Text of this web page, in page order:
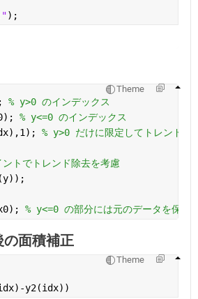
");
Theme
% y>0 のインデックス
% y<=0 のインデックス
% y>0 だけに限定してトレンド除
トでトレンド除去を考慮
% y<=0 の部分には元のデータを保持
の面積補正
Theme
y2(idx))